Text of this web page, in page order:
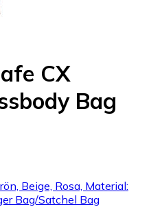
CX
Bag
Beige, Rosa, Material:
Bag/Satchel Bag